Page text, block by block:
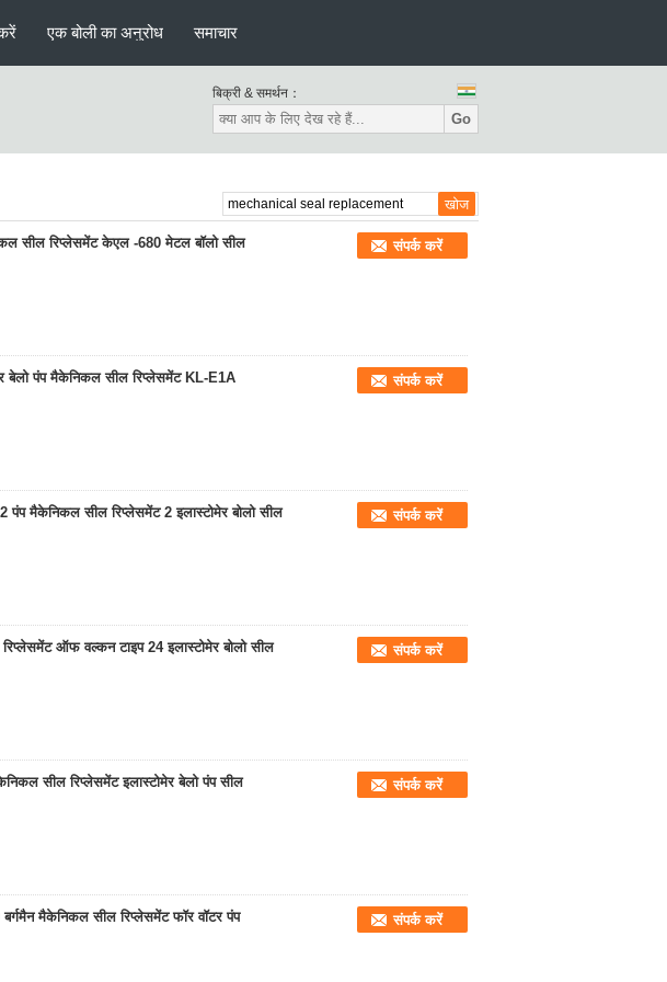
एक बोली का अनुरोध समाचार
बिक्री & समर्थन：
Go
सील रिप्लेसमेंट केएल -680 मेटल बॉलो सील संपर्क करें
बेलो पंप मैकेनिकल सील रिप्लेसमेंट KL-E1A संपर्क करें
मैकेनिकल सील रिप्लेसमेंट 2 इलास्टोमेर बोलो सील संपर्क करें
ऑफ वल्कन टाइप 24 इलास्टोमेर बोलो सील संपर्क करें
सील रिप्लेसमेंट इलास्टोमेर बेलो पंप सील संपर्क करें
मैकेनिकल सील रिप्लेसमेंट फॉर वॉटर पंप संपर्क करें